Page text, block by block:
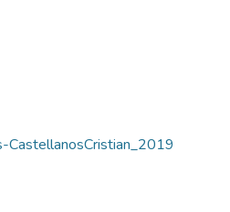
CastellanosCristian_2019